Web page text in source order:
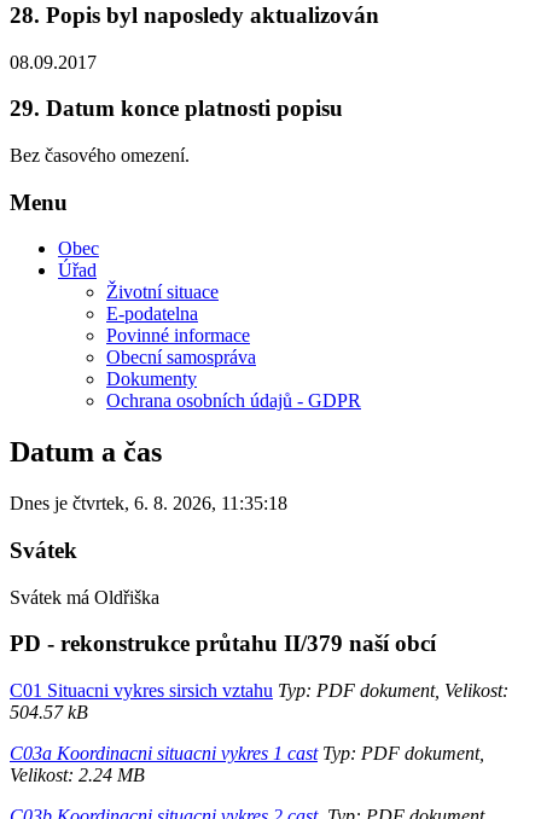
28. Popis byl naposledy aktualizován
08.09.2017
29. Datum konce platnosti popisu
Bez časového omezení.
Menu
Obec
Úřad
Životní situace
E-podatelna
Povinné informace
Obecní samospráva
Dokumenty
Ochrana osobních údajů - GDPR
Datum a čas
Dnes je čtvrtek, 6. 8. 2026, 11:35:18
Svátek
Svátek má Oldřiška
PD - rekonstrukce průtahu II/379 naší obcí
C01 Situacni vykres sirsich vztahu Typ: PDF dokument, Velikost:
504.57 kB
C03a Koordinacni situacni vykres 1 castTyp: PDF dokument,
Velikost: 2.24 MB